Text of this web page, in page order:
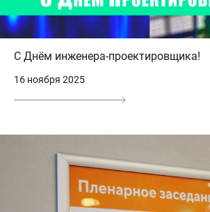
С Днём инженера-проектировщика!
16 ноября 2025